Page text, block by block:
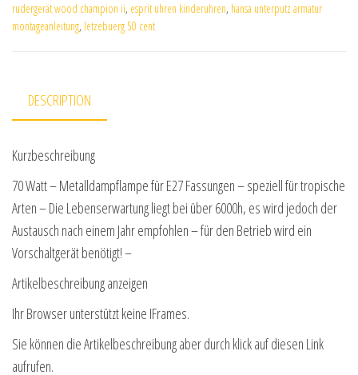
rudergerät wood champion ii, esprit uhren kinderuhren, hansa unterputz armatur
montageanleitung, letzebuerg 50 cent
DESCRIPTION
Kurzbeschreibung
70 Watt – Metalldampflampe für E27 Fassungen – speziell für tropische
Arten – Die Lebenserwartung liegt bei über 6000h, es wird jedoch der
Austausch nach einem Jahr empfohlen – für den Betrieb wird ein
Vorschaltgerät benötigt! –
Artikelbeschreibung anzeigen
Ihr Browser unterstützt keine IFrames.
Sie können die Artikelbeschreibung aber durch klick auf diesen Link
aufrufen.